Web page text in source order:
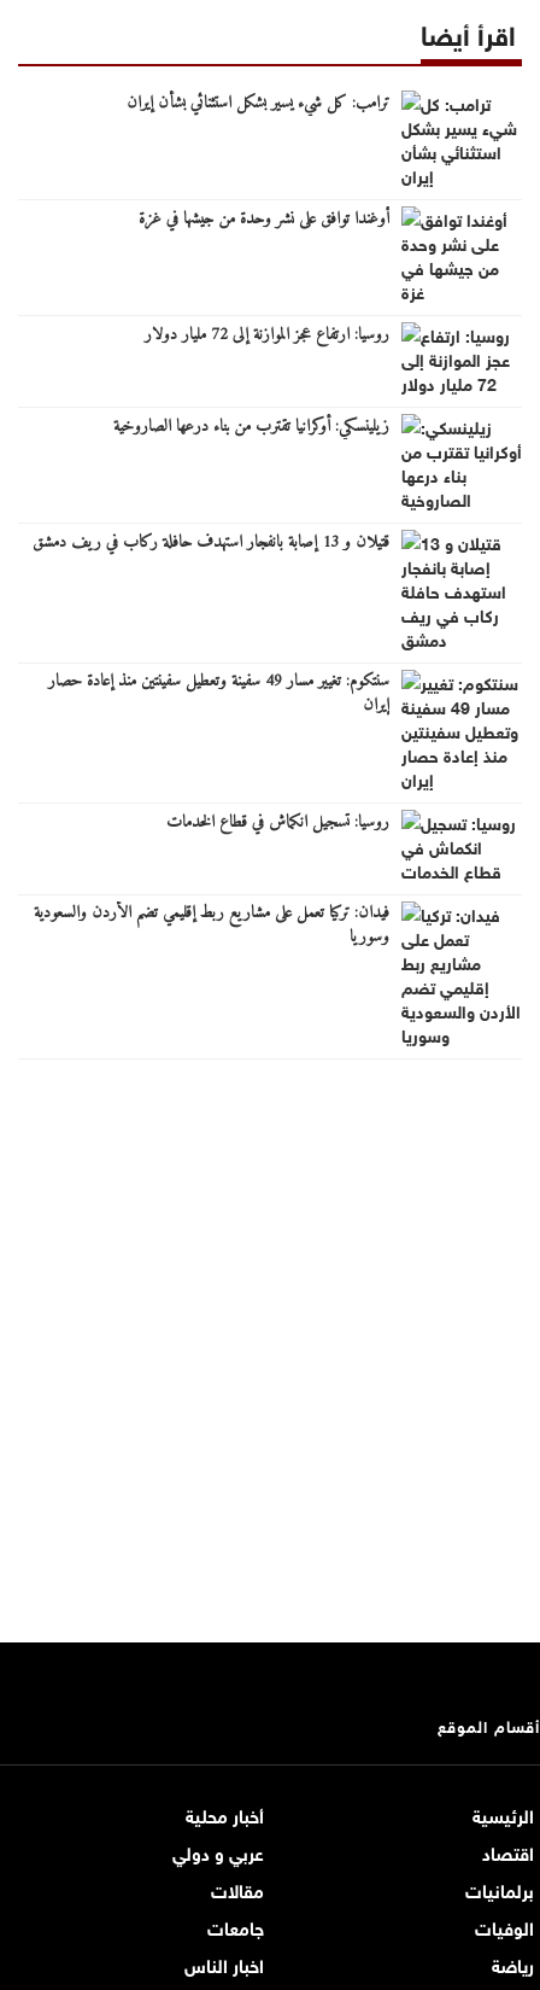
اقرأ أيضا
ترامب: كل شيء يسير بشكل استثنائي بشأن إيران
أوغندا توافق على نشر وحدة من جيشها في غزة
روسيا: ارتفاع عجز الموازنة إلى 72 مليار دولار
زيلينسكي: أوكرانيا تقترب من بناء درعها الصاروخية
قتيلان و 13 إصابة بانفجار استهدف حافلة ركاب في ريف دمشق
سنتكوم: تغيير مسار 49 سفينة وتعطيل سفينتين منذ إعادة حصار
إيران
روسيا: تسجيل انكماش في قطاع الخدمات
فيدان: تركيا تعمل على مشاريع ربط إقليمي تضم الأردن والسعودية
وسوريا
أقسام الموقع
الرئيسية
أخبار محلية
اقتصاد
عربي و دولي
برلمانيات
مقالات
الوفيات
جامعات
رياضة
اخبار الناس